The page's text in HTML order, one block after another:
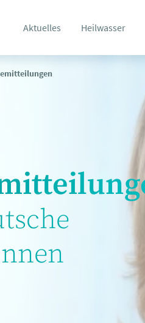
Aktuelles Heilwasser